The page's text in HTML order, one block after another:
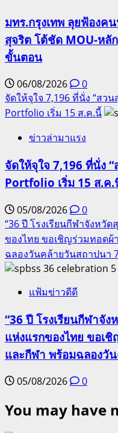
มทร.กรุงเทพ ลุยฟ้องค
สุจริต โต้ชัด MOU-หลั
ขั้นตอน
06/08/2026
0
จัดให้จุใจ 7,196 ที่นั่ง “สว
Portfolio เริ่ม 15 ส.ค.นี้
ข่าวล่ามาแรง
จัดให้จุใจ 7,196 ที่นั่ง
Portfolio เริ่ม 15 ส.ค.
05/08/2026
0
“36 ปี โรงเรียนกีฬาจังหวั
ของไทย ขอเชิญร่วมทอดผ้
ฉลองวันคล้ายวันสถาปนา
5
แฟ้มข่าวดีดี
“36 ปี โรงเรียนกีฬาจั
แห่งแรกของไทย ขอเ
และกีฬา พร้อมฉลองวั
05/08/2026 0
You may have